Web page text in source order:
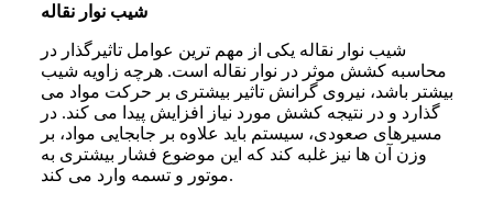
شیب نوار نقاله
شیب نوار نقاله یکی از مهم ترین عوامل تاثیرگذار در
محاسبه کشش موثر در نوار نقاله است. هرچه زاویه شیب
بیشتر باشد، نیروی گرانش تاثیر بیشتری بر حرکت مواد می
گذارد و در نتیجه کشش مورد نیاز افزایش پیدا می کند. در
مسیرهای صعودی، سیستم باید علاوه بر جابجایی مواد، بر
وزن آن ها نیز غلبه کند که این موضوع فشار بیشتری به
موتور و تسمه وارد می کند.